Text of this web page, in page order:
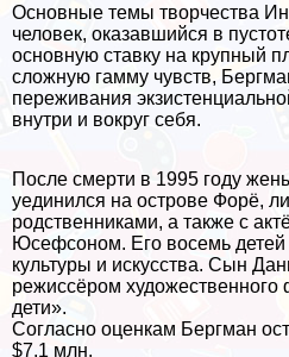
Основные темы творчества
человек, оказавшийся в
основную ставку на крупный
сложную гамму чувств,
переживания
внутри и вокруг себя.
После cмepти в 1995 году
уединился на острове Форё,
родственниками, а также с
Юсефсоном. Его восемь детей
культуры и искусства. Сын
режиссёром
дети».
Согласно оценкам Бергман
$7,1 млн.